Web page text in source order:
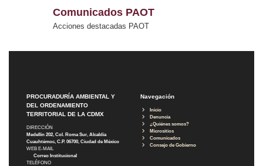
Comunicados PAOT
Acciones destacadas PAOT
PROCURADURÍA AMBIENTAL Y
DEL ORDENAMIENTO
TERRITORIAL DE LA CDMX
DIRECCIÓN
Medellín 202, Col. Roma Sur, Alcaldía
Cuauhtémoc, C.P. 06700, Ciudad de México
WEB E-MAIL
Correo Institucional
TELÉFONO
Navegación
Inicio
Denuncia
¿Quiénes somos?
Micrositios
Comunicados
Consejo de Gobierno